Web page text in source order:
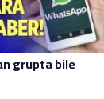
grupta bile